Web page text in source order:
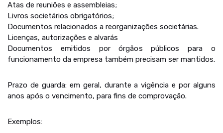
Atas de reuniões e assembleias;
Livros societários obrigatórios;
Documentos relacionados a reorganizações societárias.
Licenças, autorizações e alvarás
Documentos emitidos por órgãos públicos para o
funcionamento da empresa também precisam ser mantidos.
Prazo de guarda: em geral, durante a vigência e por alguns
anos após o vencimento, para fins de comprovação.
Exemplos: